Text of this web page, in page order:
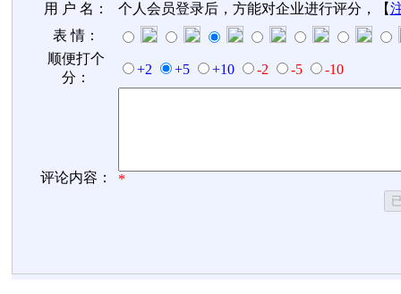
用 户 名： 个人会员登录后，方能对企业进行评分，【
表 情：
顺便打个
分：
+2 +5 +10 -2 -5 -10
评论内容： *